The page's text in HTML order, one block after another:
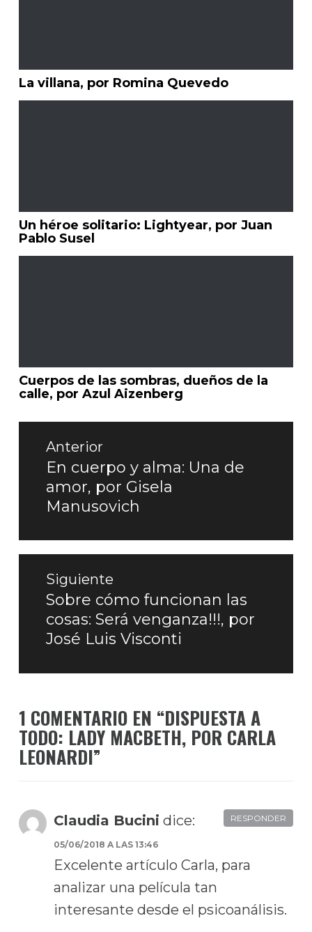
La villana, por Romina Quevedo
Un héroe solitario: Lightyear, por Juan
Pablo Susel
Cuerpos de las sombras, dueños de la
calle, por Azul Aizenberg
Navegación
entradas
Anterior
Entrada
anterior:
En cuerpo y alma: Una de
amor, por Gisela
Manusovich
Siguiente
Entrada
siguiente:
Sobre cómo funcionan las
cosas: Será venganza!!!, por
José Luis Visconti
1 COMENTARIO EN “DISPUESTA A
TODO: LADY MACBETH, POR CARLA
LEONARDI”
Claudia Bucini dice:
05/06/2018 A LAS 13:46
Excelente artículo Carla, para
analizar una película tan
interesante desde el psicoanálisis.
RESPONDER